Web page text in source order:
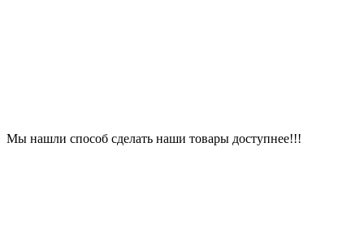
Мы нашли способ сделать наши товары доступнее!!!